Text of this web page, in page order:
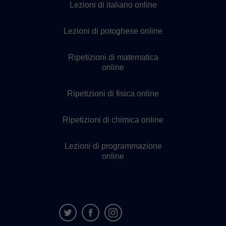
Lezioni di italiano online
Lezioni di potoghese online
Ripetizioni di matematica
online
Ripetizioni di fisica online
Ripetizioni di chimica online
Lezioni di programmazione
online